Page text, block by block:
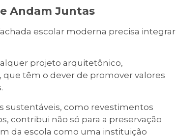
Andam Juntas
escolar moderna precisa integrar
projeto arquitetônico,
têm o dever de promover valores
sustentáveis, como revestimentos
contribui não só para a preservação
da escola como uma instituição